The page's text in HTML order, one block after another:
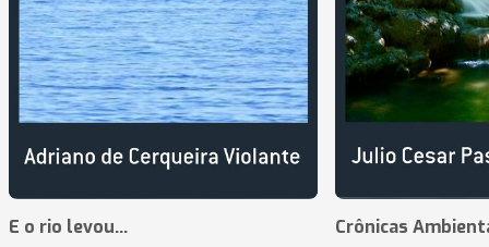
E o rio levou... Crônicas